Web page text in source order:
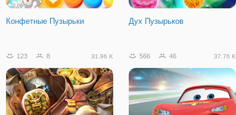
Конфетные Пузырьки Дух Пузырьков
123 8 31.96 K 566 46 37.76 K